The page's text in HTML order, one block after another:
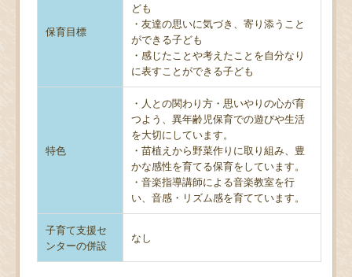
保育目標
ども
・友達の思いに気づき、寄り添うこと
ができる子ども
・感じたことや考えたことを自分なり
に表すことができる子ども
特色
・人との関わり方・思いやりの心が育
つよう、異年齢児保育での遊びや生活
を大切にしています。
・苗植えから野菜作りに取り組み、豊
かな感性を育てる保育をしています。
・音楽指導講師による音楽教室を行
い、音感・リズム感を育てています。
子育て支援セ
ンターの併設
なし